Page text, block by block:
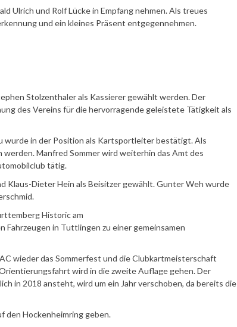
Ulrich und Rolf Lücke in Empfang nehmen. Als treues
und ein kleines Präsent entgegennehmen.
Stolzenthaler als Kassierer gewählt werden. Der
des Vereins für die hervorragende geleistete Tätigkeit als
wurde in der Position als Kartsportleiter bestätigt. Als
Manfred Sommer wird weiterhin das Amt des
tätig.
Klaus-Dieter Hein als Beisitzer gewählt. Gunter Weh wurde
Historic am
Fahrzeugen in Tuttlingen zu einer gemeinsamen
wieder das Sommerfest und die Clubkartmeisterschaft
wird in die zweite Auflage gehen. Der
in 2018 ansteht, wird um ein Jahr verschoben, da bereits die
den Hockenheimring geben.